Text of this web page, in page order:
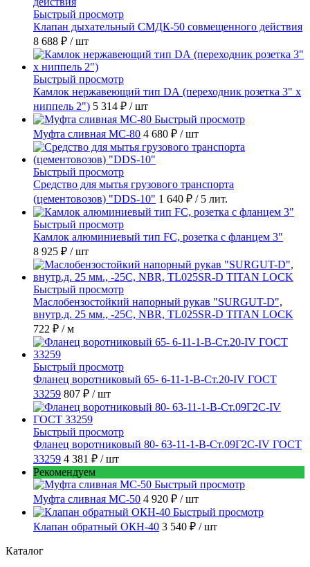
Быстрый просмотр
Клапан дыхательный СМДК-50 совмещенного действия
8 688 ₽ / шт
Быстрый просмотр
Камлок нержавеющий тип DА (переходник розетка 3" х
ниппель 2") 5 314 ₽ / шт
Быстрый просмотр
Муфта сливная МС-80 4 680 ₽ / шт
Быстрый просмотр
Средство для мытья грузового транспорта
(цементовозов) "DDS-10" 1 640 ₽ / 5 лит.
Быстрый просмотр
Камлок алюминиевый тип FC, розетка с фланцем 3"
8 925 ₽ / шт
Быстрый просмотр
Маслобензостойкий напорный рукав "SURGUT-D",
внутр.д. 25 мм., -25C, NBR, TL025SR-D TITAN LOCK
722 ₽ / м
Быстрый просмотр
Фланец воротниковый 65- 6-11-1-B-Ст.20-IV ГОСТ
33259 807 ₽ / шт
Быстрый просмотр
Фланец воротниковый 80- 63-11-1-B-Ст.09Г2С-IV ГОСТ
33259 4 381 ₽ / шт
Рекомендуем
Быстрый просмотр
Муфта сливная МС-50 4 920 ₽ / шт
Быстрый просмотр
Клапан обратный ОКН-40 3 540 ₽ / шт
Каталог